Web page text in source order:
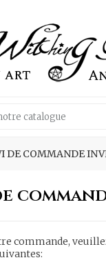
DE COMMANDE
commande,